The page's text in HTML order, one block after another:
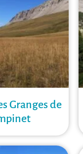
Granges de